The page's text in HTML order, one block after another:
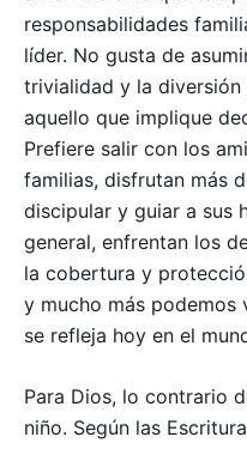
responsabilidades
líder. No gusta de
trivialidad y la
aquello que implique
Prefiere salir con los
familias, disfrutan más
discipular y guiar a sus
general, enfrentan los
la cobertura y
y mucho más podemos
se refleja hoy en el
Para Dios, lo contrario
niño. Según las